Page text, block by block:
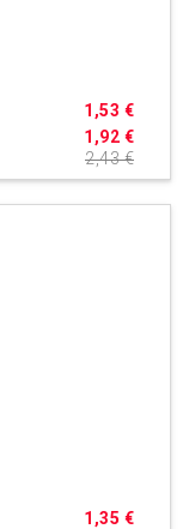
1,92 €
1,53 €
2,43 €
1,35 €